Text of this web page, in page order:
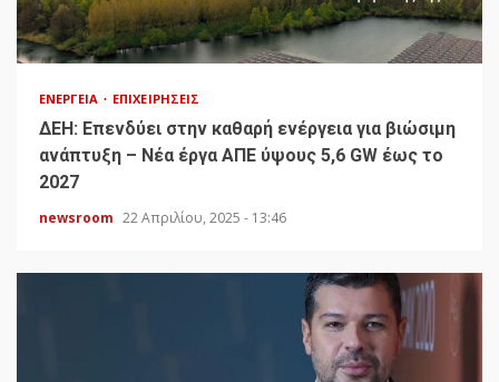
ΕΝΈΡΓΕΙΑ ΕΠΙΧΕΙΡΉΣΕΙΣ
ΔΕΗ: Επενδύει στην καθαρή ενέργεια για βιώσιμη
ανάπτυξη – Νέα έργα ΑΠΕ ύψους 5,6 GW έως το
2027
newsroom 22 Απριλίου, 2025 - 13:46